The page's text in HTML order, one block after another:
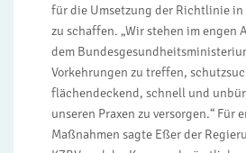
für die Umsetzung der Richtlinie
zu schaffen. „Wir stehen im engen
dem
Vorkehrungen zu treffen,
flächendeckend, schnell und
unseren Praxen zu versorgen.“ Für
Maßnahmen sagte Eßer der